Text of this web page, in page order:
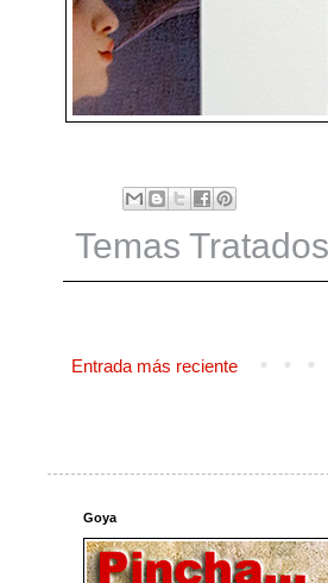
Temas
Entrada más reciente
Goya